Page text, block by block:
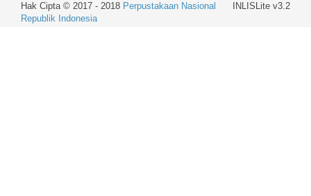
INLISLite v3.2
Hak Cipta © 2017 - 2018 Perpustakaan Nasional
Republik Indonesia